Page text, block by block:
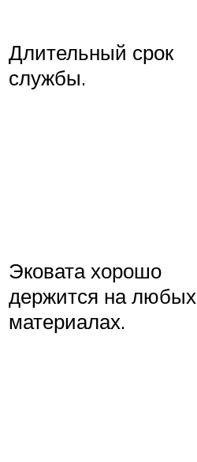
Длительный срок
службы.
Эковата хорошо
держится на любых
материалах.